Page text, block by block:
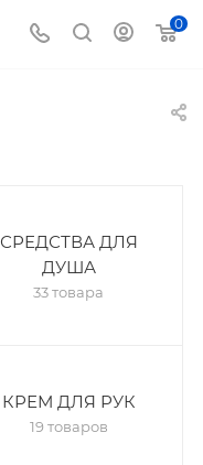
0
СРЕДСТВА ДЛЯ
ДУША
33 товара
КРЕМ ДЛЯ РУК
19 товаров